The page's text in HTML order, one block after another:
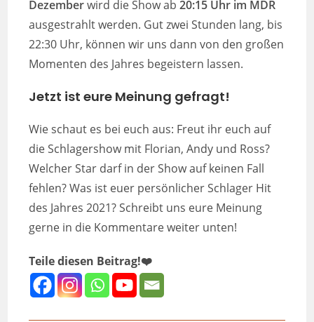
Dezemberwird die Show ab20:15 Uhr im MDR
ausgestrahlt werden. Gut zwei Stunden lang, bis
22:30 Uhr, können wir uns dann von den großen
Momenten des Jahres begeistern lassen.
Jetzt ist eure Meinung gefragt!
Wie schaut es bei euch aus: Freut ihr euch auf
die Schlagershow mit Florian, Andy und Ross?
Welcher Star darf in der Show auf keinen Fall
fehlen? Was ist euer persönlicher Schlager Hit
des Jahres 2021? Schreibt uns eure Meinung
gerne in die Kommentare weiter unten!
Teile diesen Beitrag!❤️